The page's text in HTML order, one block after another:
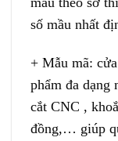
số mầu nhất
+ Mẫu mã:
phẩm đa dạng
cắt CNC ,
đồng,… giúp